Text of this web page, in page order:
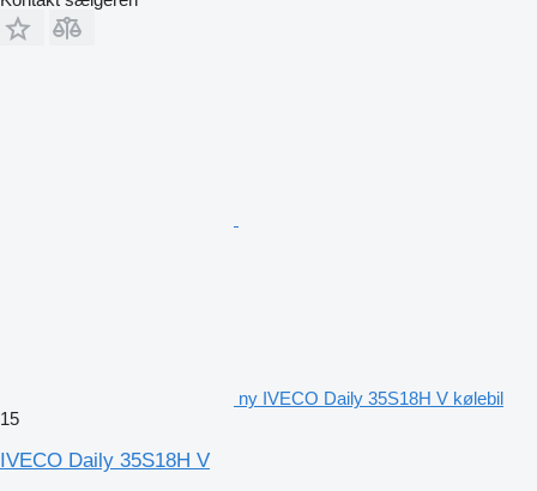
ny IVECO Daily 35S18H V kølebil
15
IVECO Daily 35S18H V